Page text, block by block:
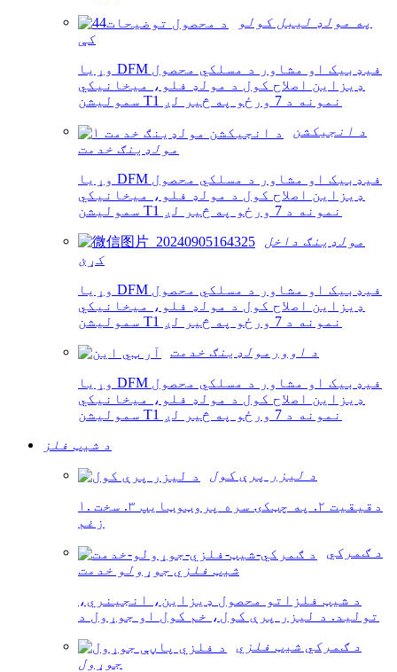
په مولډ لیبل کولو
کې
وړیا DFM فیډبیک او مشاور د مسلکي محصول
ډیزاین اصلاح کول د مولډ فلو، میخانیکي
سمولیشن T1 نمونه د 7 ورځو په څیر لږ
د انجیکشن
مولډینګ خدمت
وړیا DFM فیډبیک او مشاور د مسلکي محصول
ډیزاین اصلاح کول د مولډ فلو، میخانیکي
سمولیشن T1 نمونه د 7 ورځو په څیر لږ
مولډینګ داخل
کړئ
وړیا DFM فیډبیک او مشاور د مسلکي محصول
ډیزاین اصلاح کول د مولډ فلو، میخانیکي
سمولیشن T1 نمونه د 7 ورځو په څیر لږ
د اوورمولډینګ خدمت
وړیا DFM فیډبیک او مشاور د مسلکي محصول
ډیزاین اصلاح کول د مولډ فلو، میخانیکي
سمولیشن T1 نمونه د 7 ورځو په څیر لږ
د شیټ فلز
د لیزر پرې کول
۱. دقیقیت ۲. په چټکۍ سره پروټوټایپ ۳. سخت
زغم
د ګمرکي
شیټ فلزي جوړولو خدمت
د شیټ فلزاتو محصول ډیزاین، انجینري،
تولید. د لیزر پرې کول، خم کول او جوړول د
د ګمرکي شیټ فلزي
جوړول